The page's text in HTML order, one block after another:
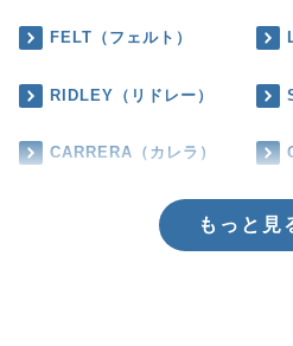
FELT（フェルト）
RIDLEY（リドレー）
CARRERA（カレラ）
もっと見